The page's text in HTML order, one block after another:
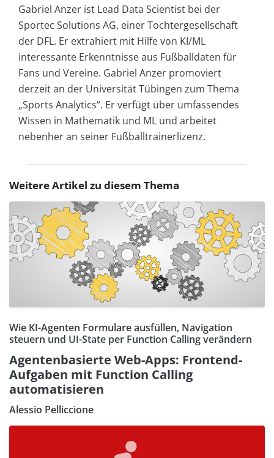
Gabriel Anzer ist Lead Data Scientist bei der
Sportec Solutions AG, einer Tochtergesellschaft
der DFL. Er extrahiert mit Hilfe von KI/ML
interessante Erkenntnisse aus Fußballdaten für
Fans und Vereine. Gabriel Anzer promoviert
derzeit an der Universität Tübingen zum Thema
„Sports Analytics“. Er verfügt über umfassendes
Wissen in Mathematik und ML und arbeitet
nebenher an seiner Fußballtrainerlizenz.
Weitere Artikel zu diesem Thema
Wie KI-Agenten Formulare ausfüllen, Navigation
steuern und UI-State per Function Calling verändern
Agentenbasierte Web-Apps: Frontend-
Aufgaben mit Function Calling
automatisieren
Alessio Pelliccione